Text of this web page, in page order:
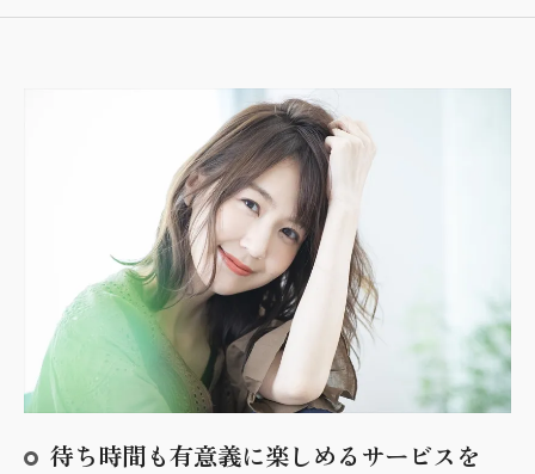
待ち時間も有意義に楽しめるサービスを